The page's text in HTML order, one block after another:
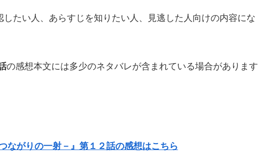
たい人、あらすじを知りたい人、見逃した人向けの内容にな
の感想本文には多少のネタバレが含まれている場合があります
ながりの一射－』第１２話の感想はこちら